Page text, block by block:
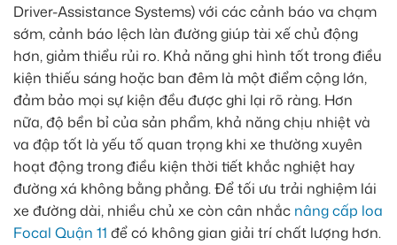
Driver-Assistance Systems) với các cảnh báo va chạm
sớm, cảnh báo lệch làn đường giúp tài xế chủ động
hơn, giảm thiểu rủi ro. Khả năng ghi hình tốt trong điều
kiện thiếu sáng hoặc ban đêm là một điểm cộng lớn,
đảm bảo mọi sự kiện đều được ghi lại rõ ràng. Hơn
nữa, độ bền bỉ của sản phẩm, khả năng chịu nhiệt và
va đập tốt là yếu tố quan trọng khi xe thường xuyên
hoạt động trong điều kiện thời tiết khắc nghiệt hay
đường xá không bằng phẳng. Để tối ưu trải nghiệm lái
xe đường dài, nhiều chủ xe còn cân nhắc nâng cấp loa
Focal Quận 11 để có không gian giải trí chất lượng hơn.